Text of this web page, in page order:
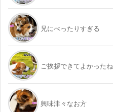
兄にべったりすぎる
ご挨拶できてよかったね
興味津々なお方